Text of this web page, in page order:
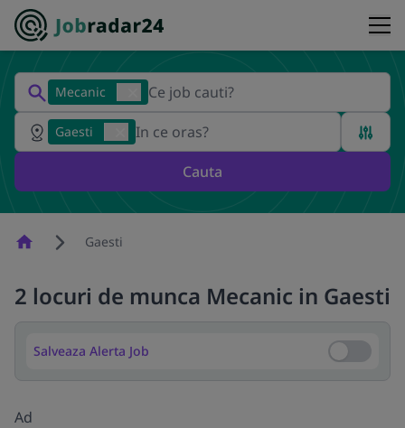
Mecanic
Gaesti
Cauta
HomepageGaesti
2 locuri de munca Mecanic in Gaesti
Salveaza Alerta Job Salveaza
Ad